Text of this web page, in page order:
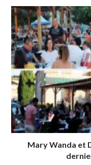
Mary Wanda et